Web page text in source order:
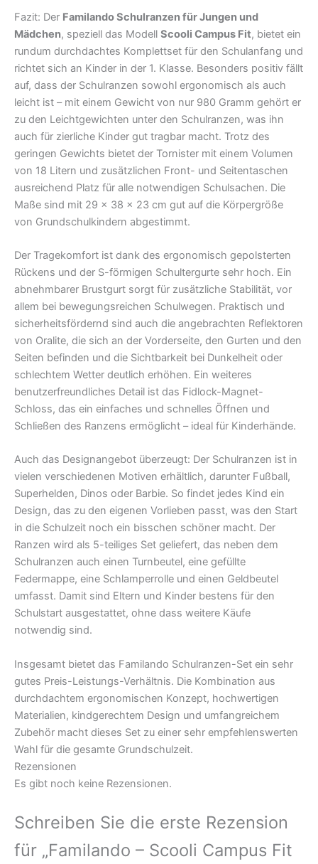
Fazit: Der Familando Schulranzen für Jungen und
Mädchen, speziell das Modell Scooli Campus Fit, bietet ein
rundum durchdachtes Komplettset für den Schulanfang und
richtet sich an Kinder in der 1. Klasse. Besonders positiv fällt
auf, dass der Schulranzen sowohl ergonomisch als auch
leicht ist – mit einem Gewicht von nur 980 Gramm gehört er
zu den Leichtgewichten unter den Schulranzen, was ihn
auch für zierliche Kinder gut tragbar macht. Trotz des
geringen Gewichts bietet der Tornister mit einem Volumen
von 18 Litern und zusätzlichen Front- und Seitentaschen
ausreichend Platz für alle notwendigen Schulsachen. Die
Maße sind mit 29 x 38 x 23 cm gut auf die Körpergröße
von Grundschulkindern abgestimmt.
Der Tragekomfort ist dank des ergonomisch gepolsterten
Rückens und der S-förmigen Schultergurte sehr hoch. Ein
abnehmbarer Brustgurt sorgt für zusätzliche Stabilität, vor
allem bei bewegungsreichen Schulwegen. Praktisch und
sicherheitsfördernd sind auch die angebrachten Reflektoren
von Oralite, die sich an der Vorderseite, den Gurten und den
Seiten befinden und die Sichtbarkeit bei Dunkelheit oder
schlechtem Wetter deutlich erhöhen. Ein weiteres
benutzerfreundliches Detail ist das Fidlock-Magnet-
Schloss, das ein einfaches und schnelles Öffnen und
Schließen des Ranzens ermöglicht – ideal für Kinderhände.
Auch das Designangebot überzeugt: Der Schulranzen ist in
vielen verschiedenen Motiven erhältlich, darunter Fußball,
Superhelden, Dinos oder Barbie. So findet jedes Kind ein
Design, das zu den eigenen Vorlieben passt, was den Start
in die Schulzeit noch ein bisschen schöner macht. Der
Ranzen wird als 5-teiliges Set geliefert, das neben dem
Schulranzen auch einen Turnbeutel, eine gefüllte
Federmappe, eine Schlamperrolle und einen Geldbeutel
umfasst. Damit sind Eltern und Kinder bestens für den
Schulstart ausgestattet, ohne dass weitere Käufe
notwendig sind.
Insgesamt bietet das Familando Schulranzen-Set ein sehr
gutes Preis-Leistungs-Verhältnis. Die Kombination aus
durchdachtem ergonomischen Konzept, hochwertigen
Materialien, kindgerechtem Design und umfangreichem
Zubehör macht dieses Set zu einer sehr empfehlenswerten
Wahl für die gesamte Grundschulzeit.
Rezensionen
Es gibt noch keine Rezensionen.
Schreiben Sie die erste Rezension
für „Familando – Scooli Campus Fit